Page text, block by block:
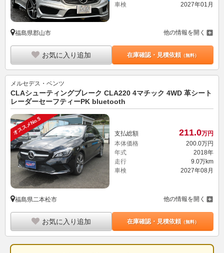
車検
2027年01月
福島県郡山市 他の情報を開く
お気に入り追加 在庫確認・見積依頼（無料）
メルセデス・ベンツ
CLAシューティングブレーク CLA220 4マチック 4WD 革シート
レーダーセーフティーPK bluetooth
オススメNo.5 支払総額 211.0万円
本体価格
200.0万円
年式
2018年
走行
9.0万km
車検
2027年08月
福島県二本松市 他の情報を開く
お気に入り追加 在庫確認・見積依頼（無料）